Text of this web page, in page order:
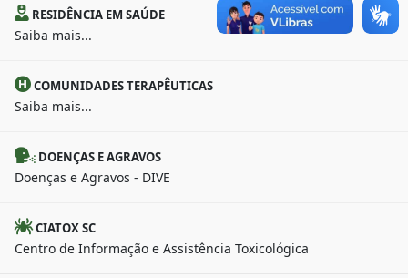
RESIDÊNCIA EM SAÚDE
Saiba mais...
COMUNIDADES TERAPÊUTICAS
Saiba mais...
DOENÇAS E AGRAVOS
Doenças e Agravos - DIVE
CIATOX SC
Centro de Informação e Assistência Toxicológica